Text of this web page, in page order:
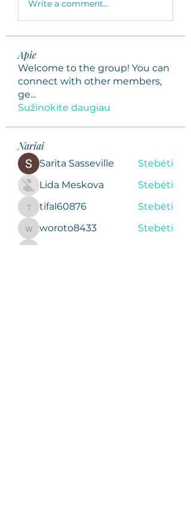
Write a comment...
Apie
Welcome to the group! You can
connect with other members,
ge...
Sužinokite daugiau
Nariai
Sarita Sasseville
Stebėti
Lida Meskova
Stebėti
tifal60876
tifal60876 Stebėti
woroto8433
woroto8433 Stebėti